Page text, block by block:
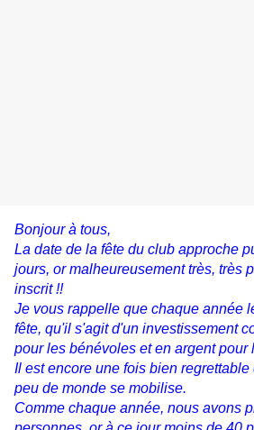
Bonjour à tous,
La date de la fête du club approche
jours, or malheureusement très, très
inscrit !!
Je vous rappelle que chaque année
fête, qu'il s'agit d'un investissement
pour les bénévoles et en argent pour
Il est encore une fois bien
peu de monde se mobilise.
Comme chaque année, nous avons